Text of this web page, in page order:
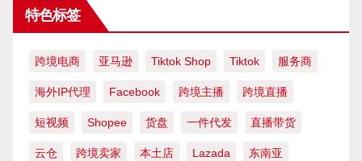
特色标签
跨境电商 亚马逊 Tiktok Shop Tiktok 服务商
海外IP代理 Facebook 跨境主播 跨境直播
短视频 Shopee 货盘 一件代发 直播带货
云仓 跨境卖家 本土店 Lazada 东南亚